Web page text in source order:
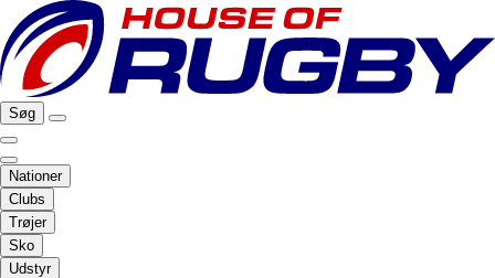
Søg
Nationer
Clubs
Trøjer
Sko
Udstyr